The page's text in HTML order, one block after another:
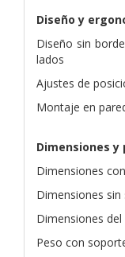
Diseño y
Diseño sin
lados
Ajustes de
Montaje en
Dimensiones y
Dimensiones
Dimensiones
Dimensiones
Peso con